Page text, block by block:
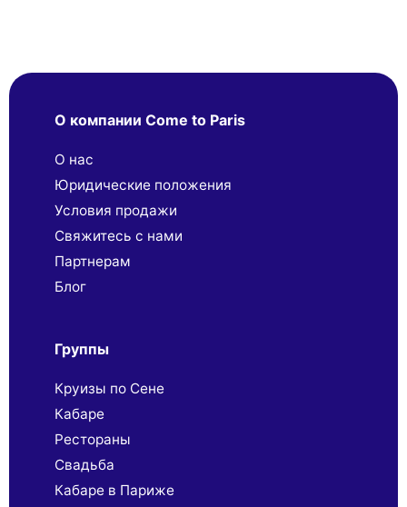
О компании Come to Paris
О нас
Юридические положения
Условия продажи
Свяжитесь с нами
Партнерaм
Блог
Группы
Круизы по Сене
Кабаре
Рестораны
Свадьба
Кабаре в Париже